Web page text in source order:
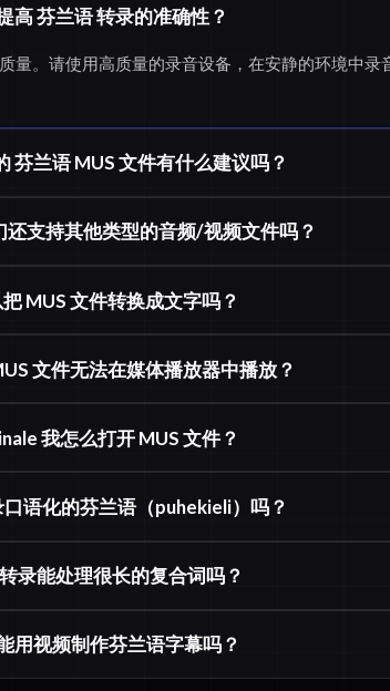
高 芬兰语 转录的准确性？
量。请使用高质量的录音设备，在安静的环境中录
芬兰语 MUS 文件有什么建议吗？
还支持其他类型的音频/视频文件吗？
MUS 文件转换成文字吗？
文件无法在媒体播放器中播放？
我怎么打开 MUS 文件？
语化的芬兰语（puhekieli）吗？
录能处理很长的复合词吗？
用视频制作芬兰语字幕吗？